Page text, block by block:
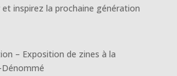
inspirez la prochaine génération
– Exposition de zines à la